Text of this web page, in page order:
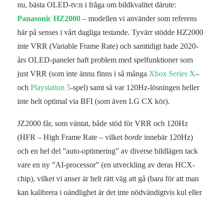
nu, bästa OLED-tv:n i fråga om bildkvalitet därute:
Panasonic HZ2000 – modellen vi använder som referens
här på senses i vårt dagliga testande. Tyvärr stödde HZ2000
inte VRR (Variable Frame Rate) och samtidigt hade 2020-
års OLED-paneler haft problem med spelfunktioner som
just VRR (som inte ännu finns i så många Xbox Series X–
och Playstation 5-spel) samt så var 120Hz-lösningen heller
inte helt optimal via BFI (som även LG CX kör).
JZ2000 får, som väntat, både stöd för VRR och 120Hz
(HFR – High Frame Rate – vilket borde innebär 120Hz)
och en hel del ”auto-optimering” av diverse bildlägen tack
vare en ny ”AI-processor” (en utveckling av deras HCX-
chip), vilket vi anser är helt rätt väg att gå (bara för att man
kan kalibrera i oändlighet är det inte nödvändigtvis kul eller